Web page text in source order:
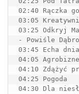
02:40 Rączka
03:05
03:25 Odkryj
- Powiśle
03:45 Echa dnia
04:05
04:10 Zdążyć
04:25 Pogoda
04:30 Dla